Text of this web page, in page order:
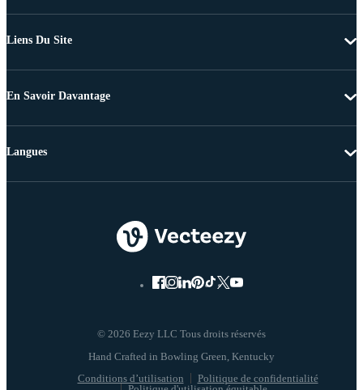
Liens Du Site
En Savoir Davantage
© 2026 Eezy LLC Tous droits réservés
Conditions d’utilisation
Politique de confidentialité
Langues